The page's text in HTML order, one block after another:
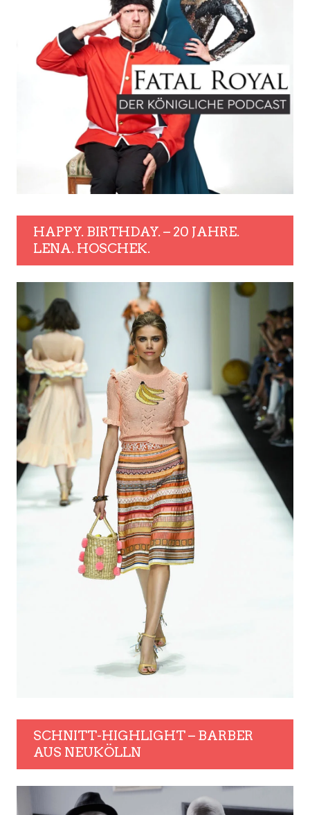
HAPPY. BIRTHDAY. – 20 JAHRE.
LENA. HOSCHEK.
SCHNITT-HIGHLIGHT – BARBER
AUS NEUKÖLLN